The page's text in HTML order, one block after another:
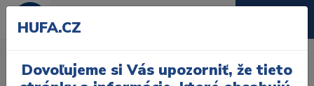
D39, A3
HUFA.CZ
Dovoľujeme si Vás upozorniť, že tieto